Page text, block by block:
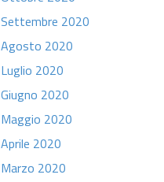
Settembre 2020
Agosto 2020
Luglio 2020
Giugno 2020
Maggio 2020
Aprile 2020
Marzo 2020